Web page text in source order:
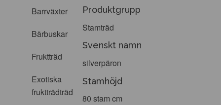
Barrväxter
Bärbuskar
Fruktträd
Exotiska
fruktträdträd
Produktgrupp
Stamträd
Svenskt namn
silverpäron
Stamhöjd
80 stam cm